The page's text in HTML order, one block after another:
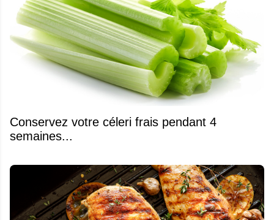
Conservez votre céleri frais pendant 4
semaines...